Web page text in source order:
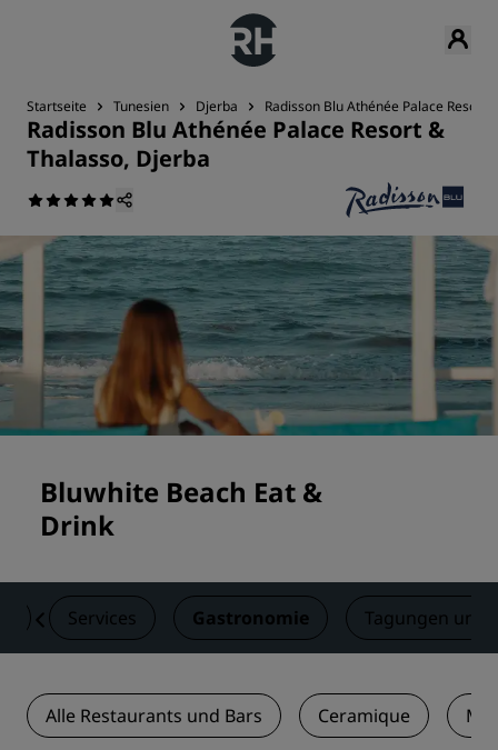
Startseite Tunesien Djerba Radisson Blu Athénée Palace Resort
Radisson Blu Athénée Palace Resort &
Thalasso, Djerba
Bluwhite Beach Eat &
Drink
Services Gastronomie Tagungen und
Alle Restaurants und Bars Ceramique